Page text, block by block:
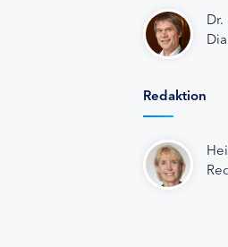
Redaktion